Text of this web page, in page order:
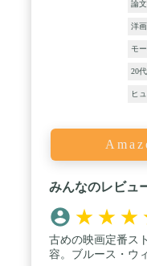
論文
洋
モ
20
ヒ
みんなのレビュ
★ ★ ★
古めの映画定番ス
容。ブルース・ウ